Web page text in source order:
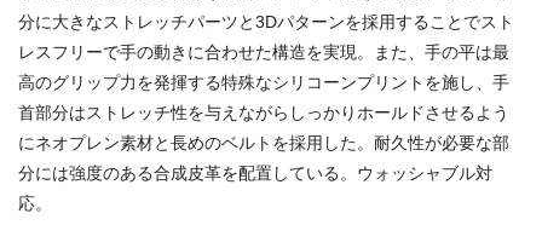
分に大きなストレッチパーツと3Dパターンを採用することでスト
レスフリーで手の動きに合わせた構造を実現。また、手の平は最
高のグリップ力を発揮する特殊なシリコーンプリントを施し、手
首部分はストレッチ性を与えながらしっかりホールドさせるよう
にネオプレン素材と長めのベルトを採用した。耐久性が必要な部
分には強度のある合成皮革を配置している。ウォッシャブル対
応。